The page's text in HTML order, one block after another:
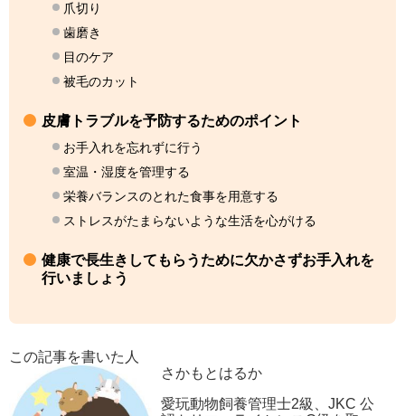
爪切り
歯磨き
目のケア
被毛のカット
皮膚トラブルを予防するためのポイント
お手入れを忘れずに行う
室温・湿度を管理する
栄養バランスのとれた食事を用意する
ストレスがたまらないような生活を心がける
健康で長生きしてもらうために欠かさずお手入れを
行いましょう
この記事を書いた人
さかもとはるか
愛玩動物飼養管理士2級、JKC 公